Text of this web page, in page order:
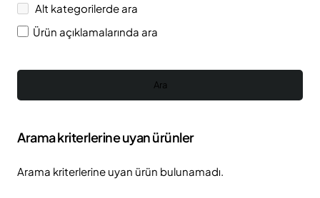
Alt kategorilerde ara
Ürün açıklamalarında ara
Ara
Arama kriterlerine uyan ürünler
Arama kriterlerine uyan ürün bulunamadı.